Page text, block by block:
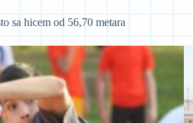
sa hicem od 56,70 metara